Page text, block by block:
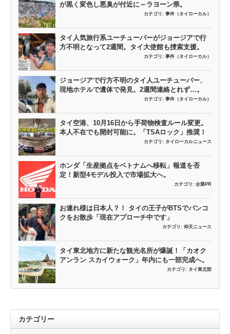
が黒く変色し悪臭が付近に～ラヨーン県。
カテゴリ: 事件（タイローカル）
タイ人気旅行系ユーチューバーがジョージアで行
方不明となって2週間。タイ大使館も捜索支援。
カテゴリ: 事件（タイローカル）
ジョージアで行方不明のタイ人ユーチューバー、
現地ホテルで遺体で発見。2週間連絡とれず…。
カテゴリ: 事件（タイローカル）
タイ空港、10月16日から手荷物検査ルール変更。
本人不在でも開封可能に。「TSAロック」推奨！
カテゴリ: タイローカルニュース
ホンダ「生産拠点をベトナムへ移転」報道を否
定！新型4モデル投入で市場拡大へ。
カテゴリ: 企業PR
お連れ様は日本人？！ タイの王子がBTSでバンコ
クをお散歩「現在アプローチ中です」
カテゴリ: 仰天ニュース
タイ東北地方に新たな観光名所が爆誕！「カオク
アンラン スカイウォーク」年内にも一部完成へ。
カテゴリ: タイ東北部
カテゴリー